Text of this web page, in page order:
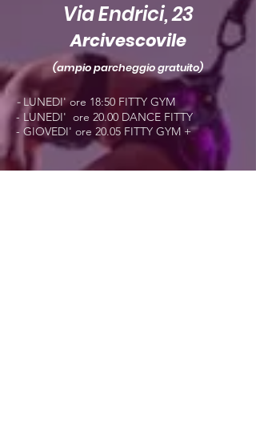
Via Endrici, 23
Arcivescovile
(ampio parcheggio gratuito)
-LUNEDI' ore 18:50 FITTY GYM
- LUNEDI' ore 20.00 DANCE FITTY
- GIOVEDI' ore 20.05 FITTY GYM +